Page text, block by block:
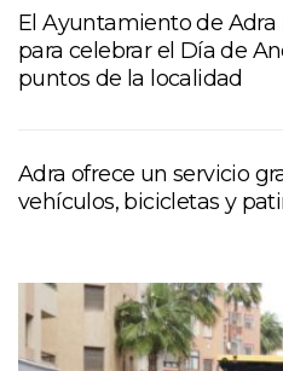
El Ayuntamiento de Adra
para celebrar el Día de
puntos de la localidad
Adra ofrece un servicio
vehículos, bicicletas y